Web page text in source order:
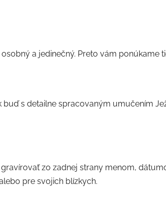
a jedinečný. Preto vám ponúkame
buď s detailne spracovaným umučením
gravírovať zo zadnej strany menom,
pre svojich blízkych.